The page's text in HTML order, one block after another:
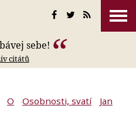
sebe!
citátů
O Osobnosti, svatí
Jan